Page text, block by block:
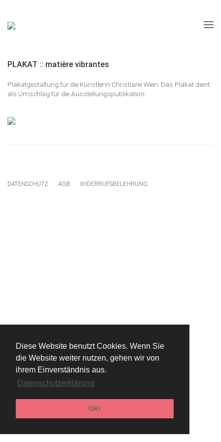
Diese Website benutzt Cookies. Wenn Sie
die Website weiter nutzen, gehen wir von
ihrem Einverständnis aus.
Datenschutzerklärung
OK!
PLAKAT :: matière vibrantes
Plakatgestaltung für die Künstlerin Christiane Wien. Das Plakat dient
als Umschlag für die Ausstellungspublikation.
DATENSCHUTZ AGB WIDERRUFSBELEHRUNG